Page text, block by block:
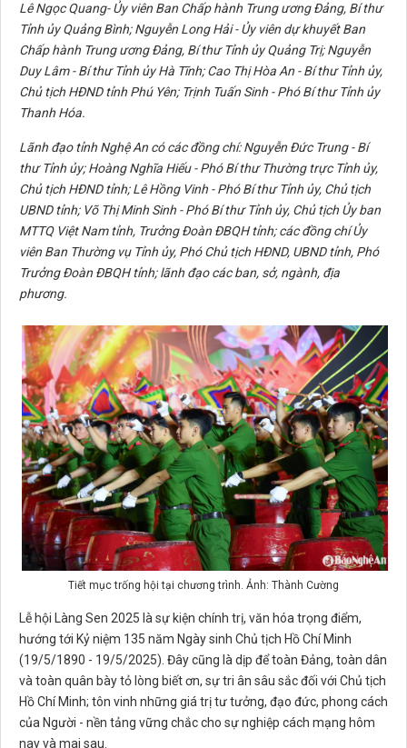
Lê Ngọc Quang- Ủy viên Ban Chấp hành Trung ương Đảng, Bí thư
Tỉnh ủy Quảng Bình; Nguyễn Long Hải - Ủy viên dự khuyết Ban
Chấp hành Trung ương Đảng, Bí thư Tỉnh ủy Quảng Trị; Nguyễn
Duy Lâm - Bí thư Tỉnh ủy Hà Tĩnh; Cao Thị Hòa An - Bí thư Tỉnh ủy,
Chủ tịch HĐND tỉnh Phú Yên; Trịnh Tuấn Sinh - Phó Bí thư Tỉnh ủy
Thanh Hóa.
Lãnh đạo tỉnh Nghệ An có các đồng chí: Nguyễn Đức Trung - Bí
thư Tỉnh ủy; Hoàng Nghĩa Hiếu - Phó Bí thư Thường trực Tỉnh ủy,
Chủ tịch HĐND tỉnh; Lê Hồng Vinh - Phó Bí thư Tỉnh ủy, Chủ tịch
UBND tỉnh; Võ Thị Minh Sinh - Phó Bí thư Tỉnh ủy, Chủ tịch Ủy ban
MTTQ Việt Nam tỉnh, Trưởng Đoàn ĐBQH tỉnh; các đồng chí Ủy
viên Ban Thường vụ Tỉnh ủy, Phó Chủ tịch HĐND, UBND tỉnh, Phó
Trưởng Đoàn ĐBQH tỉnh; lãnh đạo các ban, sở, ngành, địa
phương.
Tiết mục trống hội tại chương trình. Ảnh: Thành Cường
Lễ hội Làng Sen 2025 là sự kiện chính trị, văn hóa trọng điểm,
hướng tới Kỷ niệm 135 năm Ngày sinh Chủ tịch Hồ Chí Minh
(19/5/1890 - 19/5/2025). Đây cũng là dịp để toàn Đảng, toàn dân
và toàn quân bày tỏ lòng biết ơn, sự tri ân sâu sắc đối với Chủ tịch
Hồ Chí Minh; tôn vinh những giá trị tư tưởng, đạo đức, phong cách
của Người - nền tảng vững chắc cho sự nghiệp cách mạng hôm
nay và mai sau.